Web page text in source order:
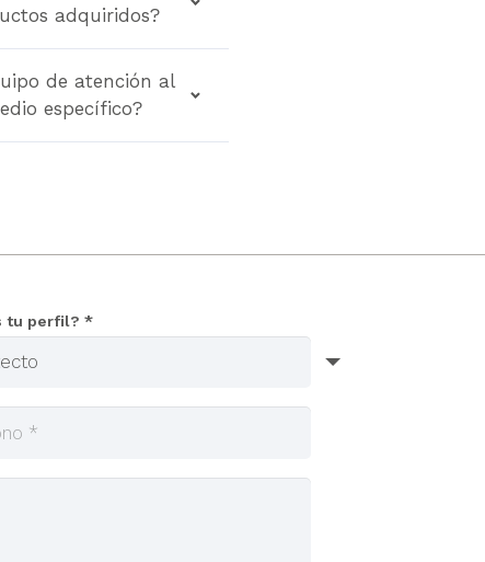
adquiridos?
de atención al
específico?
tu perfil? *